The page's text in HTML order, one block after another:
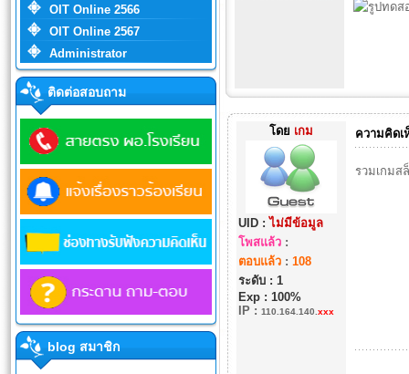
OIT Online 2566
OIT Online 2567
Administrator
ติดต่อสอบถาม
blog สมาชิก
โดย เกม
UID :ไม่มีข้อมูล
โพสแล้ว:
ตอบแล้ว: 108
ระดับ : 1
Exp : 100%
IP: 110.164.140. xxx
ความคิด
รวมเกมส